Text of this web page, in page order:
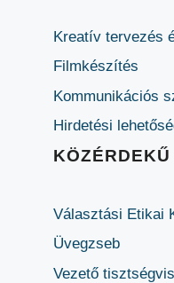
Kreatív tervezés
Filmkészítés
Kommunikációs
Hirdetési
Választási Etikai
Üvegzseb
Vezető